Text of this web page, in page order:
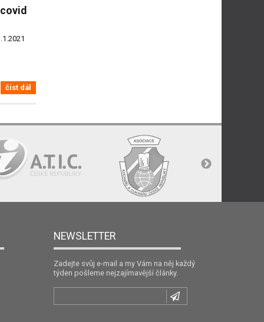
číst dál
NEWSLETTER
Zadejte svůj e-mail a my Vám na něj každý
týden pošleme nejzajímavější články.